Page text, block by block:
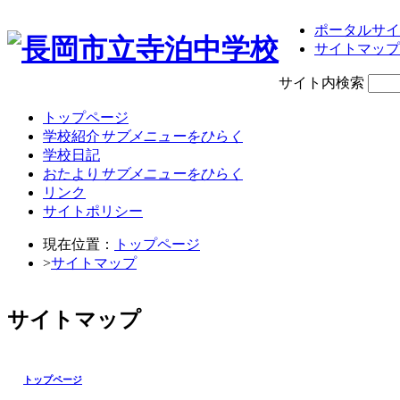
ポータルサ
サイトマップ
サイト内検索
トップページ
学校紹介サブメニューをひらく
学校日記
おたより サブメニューをひらく
リンク
サイトポリシー
現在位置：
トップページ
>サイトマップ
サイトマップ
トップページ